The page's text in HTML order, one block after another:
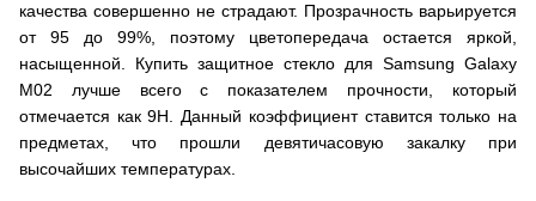
качества совершенно не страдают. Прозрачность варьируется
от 95 до 99%, поэтому цветопередача остается яркой,
насыщенной. Купить защитное стекло для Samsung Galaxy
M02 лучше всего с показателем прочности, который
отмечается как 9H. Данный коэффициент ставится только на
предметах, что прошли девятичасовую закалку при
высочайших температурах.